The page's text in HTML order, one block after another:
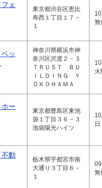
フェ
東京都渋谷区恵比
寿西１丁目１７－
１
無
ベッ
神奈川県横浜市神
奈川区沢渡２－３
ＴＲＵＳＴ ＢＵ
ＩＬＤＩＮＧ Ｙ
ＯＫＯＨＡＭＡ
火
ホー
東京都豊島区東池
袋１丁目３６－３
池袋陽光ハイツ
動
栃木県宇都宮市南
大通り３丁目６－
１
無